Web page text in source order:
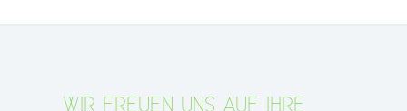
WIR FREUEN UNS AUF IHRE